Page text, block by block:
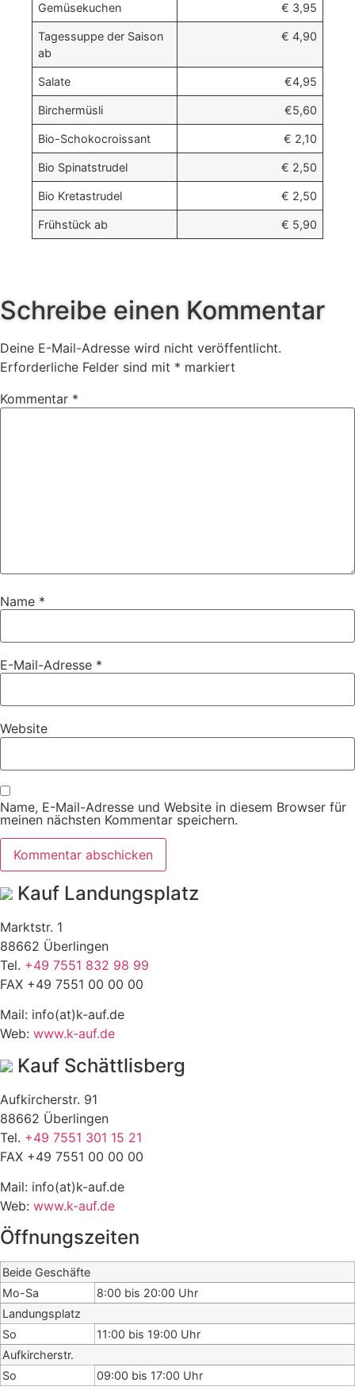
Gemüsekuchen € 3,95
Tagessuppe der Saison
ab
€ 4,90
Salate €4,95
Birchermüsli €5,60
Bio-Schokocroissant € 2,10
Bio Spinatstrudel € 2,50
Bio Kretastrudel € 2,50
Frühstück ab € 5,90
Schreibe einen Kommentar
Deine E-Mail-Adresse wird nicht veröffentlicht.
Erforderliche Felder sind mit * markiert
Kommentar *
Name *
E-Mail-Adresse *
Website
Name, E-Mail-Adresse und Website in diesem Browser für
meinen nächsten Kommentar speichern.
Kauf Landungsplatz
Marktstr. 1
88662 Überlingen
Tel. +49 7551 832 98 99
FAX +49 7551 00 00 00
Mail: info(at)k-auf.de
Web: www.k-auf.de
Kauf Schättlisberg
Aufkircherstr. 91
88662 Überlingen
Tel. +49 7551 301 15 21
FAX +49 7551 00 00 00
Mail: info(at)k-auf.de
Web: www.k-auf.de
Öffnungszeiten
Beide Geschäfte
Mo-Sa
8:00 bis 20:00 Uhr
Landungsplatz
So
11:00 bis 19:00 Uhr
Aufkircherstr.
So
09:00 bis 17:00 Uhr